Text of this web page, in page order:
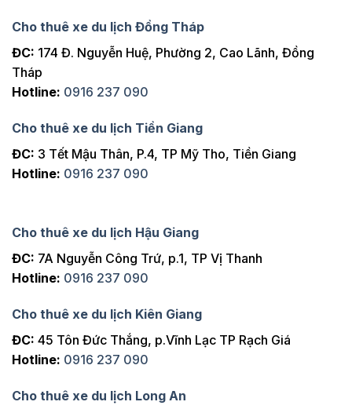
Cho thuê xe du lịch Đồng Tháp
ĐC: 174 Đ. Nguyễn Huệ, Phường 2, Cao Lãnh, Đồng
Tháp
Hotline: 0916 237 090
Cho thuê xe du lịch Tiền Giang
ĐC: 3 Tết Mậu Thân, P.4, TP Mỹ Tho, Tiền Giang
Hotline: 0916 237 090
Cho thuê xe du lịch Hậu Giang
ĐC: 7A Nguyễn Công Trứ, p.1, TP Vị Thanh
Hotline: 0916 237 090
Cho thuê xe du lịch Kiên Giang
ĐC: 45 Tôn Đức Thắng, p.Vĩnh Lạc TP Rạch Giá
Hotline: 0916 237 090
Cho thuê xe du lịch Long An